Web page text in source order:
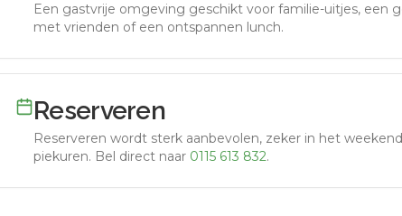
Een gastvrije omgeving geschikt voor familie-uitjes, een
met vrienden of een ontspannen lunch.
Reserveren
Reserveren wordt sterk aanbevolen, zeker in het
piekuren. Bel direct naar 0115 613 832.